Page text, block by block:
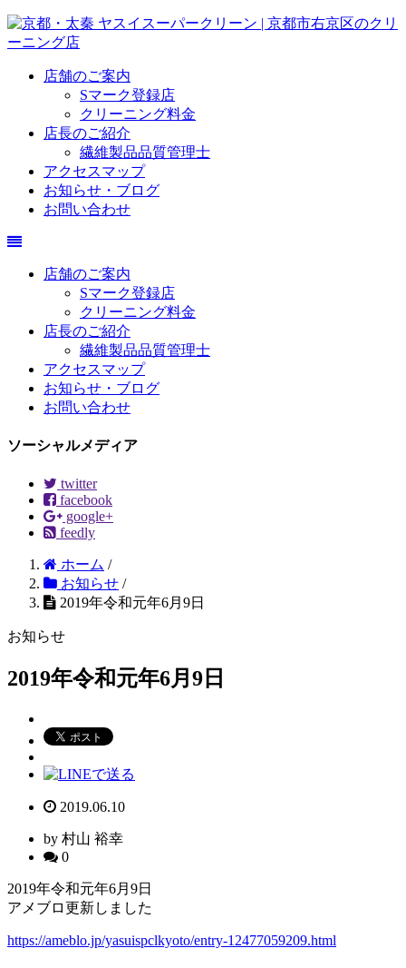
店舗のご案内
Sマーク登録店
クリーニング料金
店長のご紹介
繊維製品品質管理士
アクセスマップ
お知らせ・ブログ
お問い合わせ
店舗のご案内
Sマーク登録店
クリーニング料金
店長のご紹介
繊維製品品質管理士
アクセスマップ
お知らせ・ブログ
お問い合わせ
ソーシャルメディア
twitter
facebook
google+
feedly
ホーム /
お知らせ /
2019年令和元年6月9日
お知らせ
2019年令和元年6月9日
2019.06.10
by 村山 裕幸
0
2019年令和元年6月9日
アメブロ更新しました
https://ameblo.jp/yasuispclkyoto/entry-12477059209.html